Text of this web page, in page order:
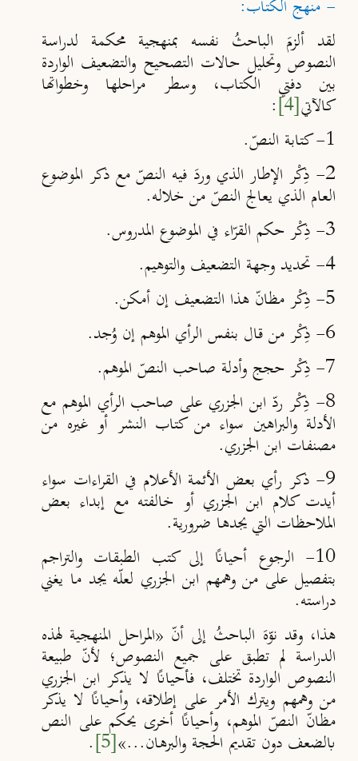
- منهج الكتاب:
لقد ألزمَ الباحثُ نفسه بمنهجية محكمة لدراسة
النصوص وتحليل حالات التصحيح والتضعيف الواردة
بين دفتي الكتاب، وسطر مراحلها وخطواتها
كالآتي[4]
:
1- كتابة النصّ.
2- ذِكْر الإطار الذي وردَ فيه النصّ مع ذكر الموضوع
العام الذي يعالج النصّ من خلاله.
3- ذِكْر حكم القرّاء في الموضوع المدروس.
4- تحديد وجهة التضعيف والتوهيم.
5- ذِكْر مظانّ هذا التضعيف إن أمكن.
6- ذِكْر من قال بنفس الرأي الموهم إن وُجد.
7- ذِكْر حجج وأدلة صاحب النصّ الموهم.
8- ذِكْر ردّ ابن الجزري على صاحب الرأي الموهم مع
الأدلة والبراهين سواء من كتاب النشر أو غيره من
مصنفات ابن الجزري.
9- ذكر رأي بعض الأئمة الأعلام في القراءات سواء
أيدت كلام ابن الجزري أو خالفته مع إبداء بعض
الملاحظات التي يجدها ضرورية.
10- الرجوع أحيانًا إلى كتب الطبقات والتراجم
بتفصيل على من وهمهم ابن الجزري لعلّه يجد ما يغني
دراسته.
هذا، وقد نوّهَ الباحثُ إلى أنّ «المراحل المنهجية لهذه
الدراسة لم تطبق على جميع النصوص؛ لأنّ طبيعة
النصوص الواردة تختلف، فأحيانًا لا يذكر ابن الجزري
من وهمهم ويترك الأمر على إطلاقه، وأحيانًا لا يذكر
مظانّ النصّ الموهم، وأحيانًا أخرى يحكم على النص
بالضعف دون تقديم الحجة والبرهان...»[5]
.